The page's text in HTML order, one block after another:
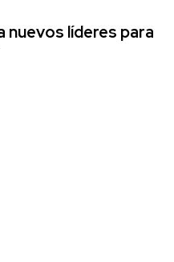
nuevos líderes para